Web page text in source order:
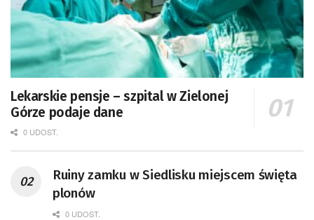
Lekarskie pensje – szpital w Zielonej
Górze podaje dane
0 UDOST.
Ruiny zamku w Siedlisku miejscem święta
plonów
0 UDOST.